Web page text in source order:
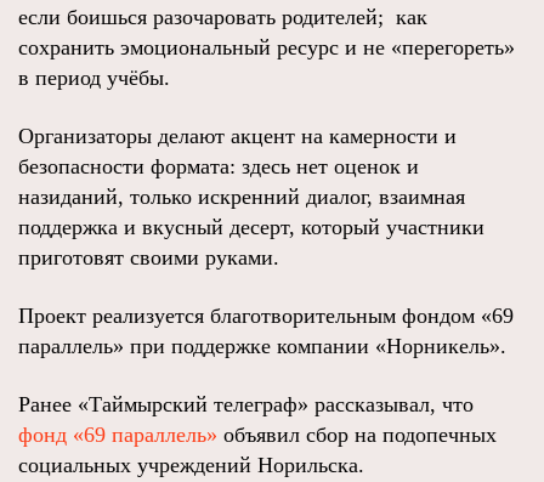
если боишься разочаровать родителей; как
сохранить эмоциональный ресурс и не «перегореть»
в период учёбы.
Организаторы делают акцент на камерности и
безопасности формата: здесь нет оценок и
назиданий, только искренний диалог, взаимная
поддержка и вкусный десерт, который участники
приготовят своими руками.
Проект реализуется благотворительным фондом «69
параллель» при поддержке компании «Норникель».
Ранее «Таймырский телеграф» рассказывал, что
фонд «69 параллель» объявил сбор на подопечных
социальных учреждений Норильска.